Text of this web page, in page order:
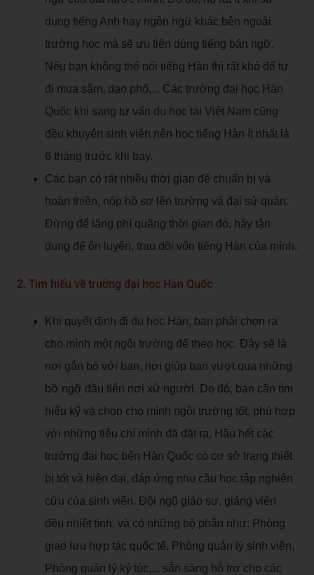
dụng tiếng Anh hay ngôn ngữ khác bên ngoài
trường học mà sẽ ưu tiên dùng tiếng bản ngữ.
Nếu bạn không thể nói tiếng Hàn thì rất khó để tự
đi mua sắm, dạo phố,... Các trường đại học Hàn
Quốc khi sang tư vấn du học tại Việt Nam cũng
đều khuyên sinh viên nên học tiếng Hàn ít nhất là
6 tháng trước khi bay.
Các bạn có rất nhiều thời gian để chuẩn bị và
hoàn thiện, nộp hồ sơ lên trường và đại sứ quán.
Đừng để lãng phí quãng thời gian đó, hãy tận
dụng để ôn luyện, trau dồi vốn tiếng Hàn của mình.
2. Tìm hiểu về trường đại học Hàn Quốc
Khi quyết định đi du học Hàn, bạn phải chọn ra
cho mình một ngôi trường để theo học. Đây sẽ là
nơi gắn bó với bạn, nơi giúp bạn vượt qua những
bỡ ngỡ đầu tiên nơi xứ người. Do đó, bạn cần tìm
hiểu kỹ và chọn cho mình ngôi trường tốt, phù hợp
với những tiêu chí mình đã đặt ra. Hầu hết các
trường đại học bên Hàn Quốc có cơ sở trang thiết
bị tốt và hiện đại, đáp ứng nhu cầu học tập nghiên
cứu của sinh viên. Đội ngũ giáo sư, giảng viên
đều nhiệt tình, và có những bộ phận như: Phòng
giao lưu hợp tác quốc tế, Phòng quản lý sinh viên,
Phòng quản lý ký túc,... sẵn sàng hỗ trợ cho các